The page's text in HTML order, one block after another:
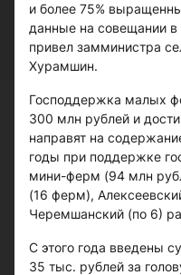
и более 75%
данные на совещании
привел замминистра
Хурамшин.
Господдержка малых
300 млн рублей и
направят на
годы при поддержке
мини-ферм (94 млн
(16 ферм),
Черемшанский (по 6)
С этого года введены
35 тыс. рублей за